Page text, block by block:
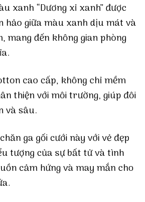
xanh “Dương xỉ xanh” được
hảo giữa màu xanh dịu mát và
mang đến không gian phòng
cao cấp, không chỉ mềm
thiện với môi trường, giúp đôi
và sâu.
ga gối cưới này với vẻ đẹp
tượng của sự bất tử và tình
cảm hứng và may mắn cho